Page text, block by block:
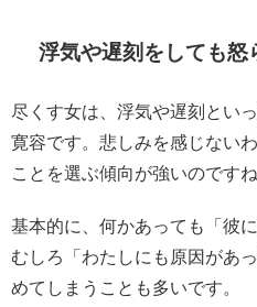
浮気や遅刻をしても怒
尽くす女は、浮気や遅刻とい
寛容です。悲しみを感じない
ことを選ぶ傾向が強いのですね
基本的に、何かあっても「彼
むしろ「わたしにも原因があ
めてしまうことも多いです。